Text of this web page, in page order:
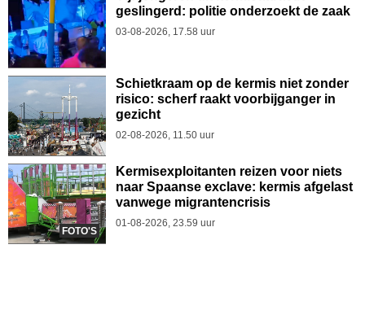
geslingerd: politie onderzoekt de zaak
03-08-2026, 17.58 uur
Schietkraam op de kermis niet zonder
risico: scherf raakt voorbijganger in
gezicht
02-08-2026, 11.50 uur
FOTO'S
Kermisexploitanten reizen voor niets
naar Spaanse exclave: kermis afgelast
vanwege migrantencrisis
01-08-2026, 23.59 uur